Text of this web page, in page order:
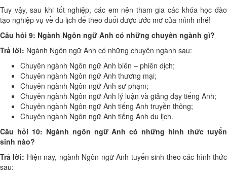
Tuy vậy, sau khi tốt nghiệp, các em nên tham gia các khóa học đào
tạo nghiệp vụ về du lịch để theo đuổi được ước mơ của mình nhé!
Câu hỏi 9: Ngành Ngôn ngữ Anh có những chuyên ngành gì?
Trả lời: Ngành Ngôn ngữ Anh có những chuyên ngành sau:
Chuyên ngành Ngôn ngữ Anh biên – phiên dịch;
Chuyên ngành Ngôn ngữ Anh thương mại;
Chuyên ngành Ngôn ngữ Anh sư phạm;
Chuyên ngành Ngôn ngữ Anh lý luận và giảng dạy tiếng Anh;
Chuyên ngành Ngôn ngữ Anh tiếng Anh truyền thông;
Chuyên ngành Ngôn ngữ Anh tiếng Anh du lịch.
Câu hỏi 10: Ngành ngôn ngữ Anh có những hình thức tuyển
sinh nào?
Trả lời: Hiện nay, ngành Ngôn ngữ Anh tuyển sinh theo các hình thức
sau: